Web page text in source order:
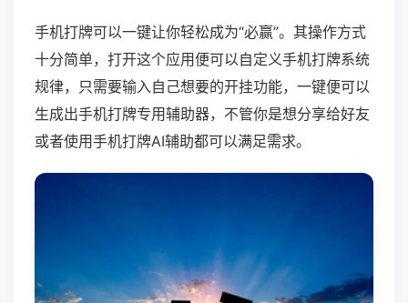
手机打牌可以一键让你轻松成为“必赢”。其操作方式
十分简单，打开这个应用便可以自定义手机打牌系统
规律，只需要输入自己想要的开挂功能，一键便可以
生成出手机打牌专用辅助器，不管你是想分享给好友
或者使用手机打牌AI辅助都可以满足需求。